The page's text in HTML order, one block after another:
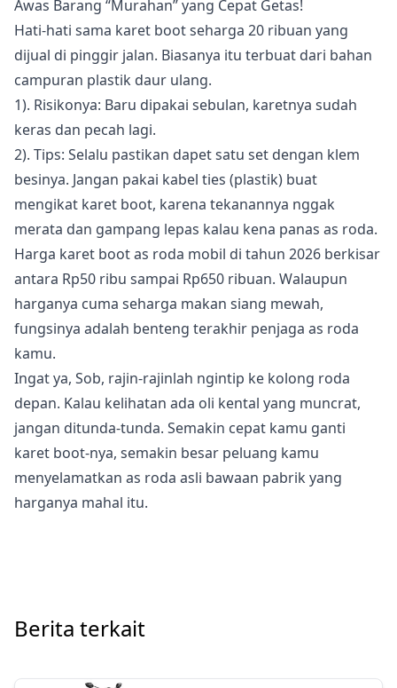
Awas Barang “Murahan” yang Cepat Getas!
Hati-hati sama karet boot seharga 20 ribuan yang
dijual di pinggir jalan. Biasanya itu terbuat dari bahan
campuran plastik daur ulang.
1). Risikonya: Baru dipakai sebulan, karetnya sudah
keras dan pecah lagi.
2). Tips: Selalu pastikan dapet satu set dengan klem
besinya. Jangan pakai kabel ties (plastik) buat
mengikat karet boot, karena tekanannya nggak
merata dan gampang lepas kalau kena panas as roda.
Harga karet boot as roda mobil di tahun 2026 berkisar
antara Rp50 ribu sampai Rp650 ribuan. Walaupun
harganya cuma seharga makan siang mewah,
fungsinya adalah benteng terakhir penjaga as roda
kamu.
Ingat ya, Sob, rajin-rajinlah ngintip ke kolong roda
depan. Kalau kelihatan ada oli kental yang muncrat,
jangan ditunda-tunda. Semakin cepat kamu ganti
karet boot-nya, semakin besar peluang kamu
menyelamatkan as roda asli bawaan pabrik yang
harganya mahal itu.
Berita terkait